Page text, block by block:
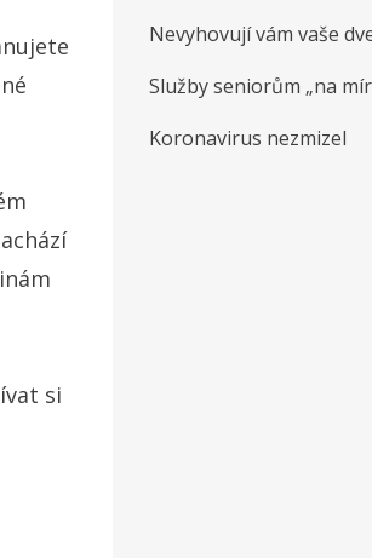
si
Nevyhovují vám vaše
Služby seniorům „na
Koronavirus nezmizel